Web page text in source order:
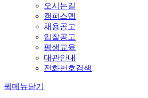
오시는길
캠퍼스맵
채용공고
입찰공고
평생교육
대관안내
전화번호검색
퀵메뉴닫기